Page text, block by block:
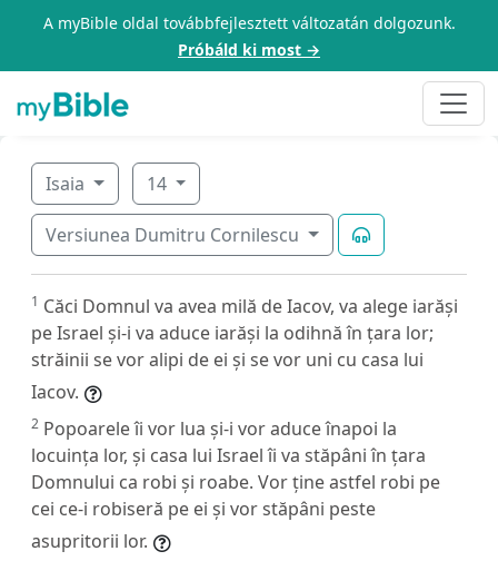
A myBible oldal továbbfejlesztett változatán dolgozunk.
Próbáld ki most →
Isaia 14
Versiunea Dumitru Cornilescu
1 Căci Domnul va avea milă de Iacov, va alege iarăși
pe Israel și-i va aduce iarăși la odihnă în țara lor;
străinii se vor alipi de ei și se vor uni cu casa lui
Iacov.
2 Popoarele îi vor lua și-i vor aduce înapoi la
locuința lor, și casa lui Israel îi va stăpâni în țara
Domnului ca robi și roabe. Vor ține astfel robi pe
cei ce-i robiseră pe ei și vor stăpâni peste
asupritorii lor.